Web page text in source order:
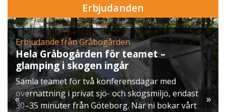
Erbjudanden
–
med
endast
ni bokar vårt
Erbjudande från Skytteholm Ekerö
Julbord på Ekerö
När vintern lägger sig över Mälaren
ett klassiskt svenskt julbord i
möts ni av doften av gran, ljus som
och smaker ...
« »